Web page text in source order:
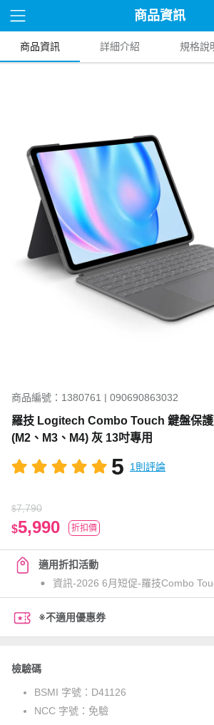
商品資訊
商品資訊 詳細介紹 規格說
商品編號：1380761 | 090690863032
羅技 Logitech Combo Touch 鍵盤保
(M2、M3、M4) 灰 13吋專用
5 1則評論
$7,790
$5,990 折扣價
適用折扣活動
※不適用優惠券
檢驗碼
BSMI 字號： D41126
NCC 字號： 免驗